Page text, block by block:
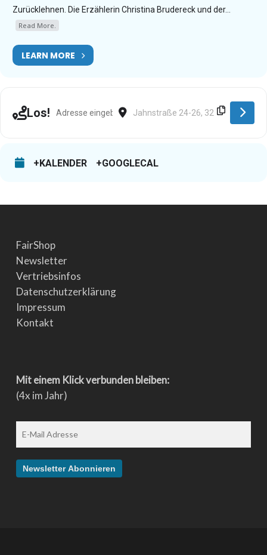
Zurücklehnen. Die Erzählerin Christina Brudereck und der...
Read More.
LEARN MORE
Los! Address - Steinheim (Westf.) [dvnCi3dgn]
Destination Address - Steinheim
+KALENDER +GOOGLECAL
FairShop
Newsletter
Vertriebsinfos
Datenschutzerklärung
Impressum
Kontakt
Mit einem Klick verbunden bleiben:
(4x im Jahr)